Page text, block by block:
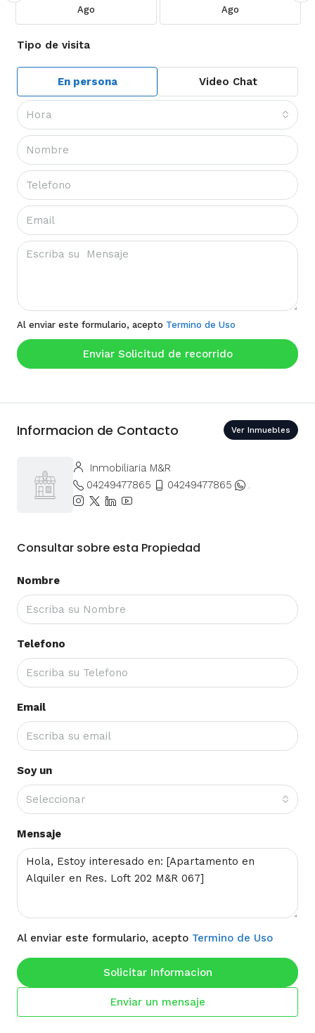
Ago Ago
Tipo de visita
En persona Video Chat
Hora
Al enviar este formulario, acepto Termino de Uso
Enviar Solicitud de recorrido
Informacion de Contacto Ver Inmuebles
Inmobiliaria M&R
04249477865
04249477865 .
Consultar sobre esta Propiedad
Nombre
Telefono
Email
Soy un
Seleccionar
Mensaje
Al enviar este formulario, acepto Termino de Uso
Solicitar Informacion
Enviar un mensaje